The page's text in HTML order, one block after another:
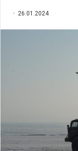
26.01.2024